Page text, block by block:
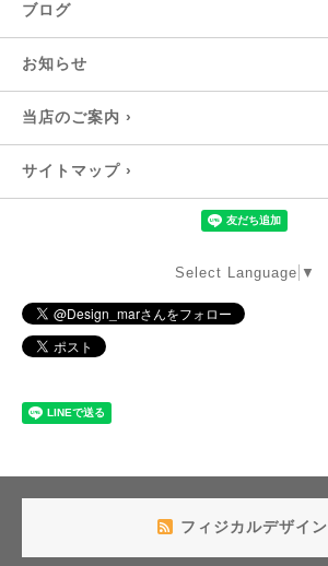
ブログ
お知らせ
当店のご案内 ›
サイトマップ ›
Select Language ▼
フィジカルデザイン